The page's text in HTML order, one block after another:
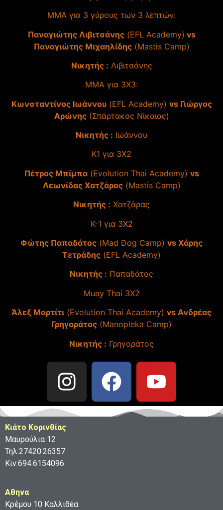
MMA για 3 γύρους των 3 λεπτών:
Παναγιώτης Λιβιτσάνης(EFL Academy) vs
Παναγιώτης Μιχαηλίδης(Mastis Camp)
Νικητής : Λιβιτσάνης
MMA για 3Χ3:
Κωνσταντίνος Ιωάννου(EFL Academy) vs Γιώργος
Αρώνης(Σπάρτακος Νίκαιας)
Νικητής : Ιωάννου
Κ1 για 3Χ2
Πέτρος Μπίμπα(Evolution Thai Academy) vs
Λεωνίδας Χατζάρας(Mastis Camp)
Νικητής : Χατζάρας
Κ-1 για 3Χ2
Φώτης Παπαδάτος (Mad Dog Camp) vs Χάρης
Τετράδης (EFL Academy)
Νικητής : Παπαδάτος
Muay Thai 3X2
Άλεξ Μαρτίτι (Evolution Thai Academy) vs Ανδρέας
Γρηγοράτος (Manopleka Camp)
Νικητής : Γρηγοράτος
Κιάτο Κορινθίας
Μαυρούλια 12
Τηλ:27420.26357
Κιν:694.6154096
Aθηνα
Κρέμου 10 Καλλιθέα